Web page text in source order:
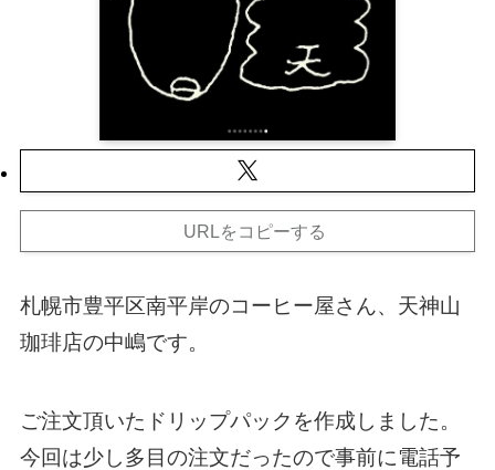
URLをコピーする
札幌市豊平区南平岸のコーヒー屋さん、天神山
珈琲店の中嶋です。
ご注文頂いたドリップパックを作成しました。
今回は少し多目の注文だったので事前に電話予